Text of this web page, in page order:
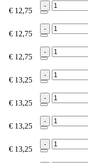
€ 12,75
-
€ 12,75
-
€ 12,75
-
€ 13,25
-
€ 13,25
-
€ 13,25
-
€ 13,25
-